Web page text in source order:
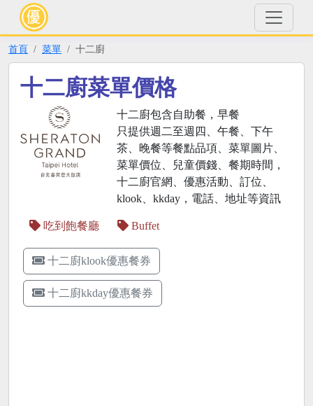
首頁 菜單 十二廚
十二廚菜單價格
十二廚包含自助餐，早餐
只提供週二至週四、午餐、下午
茶、晚餐等餐點品項、菜單圖片、
菜單價位、兒童價錢、餐期時間，
十二廚官網、優惠活動、訂位、
klook、kkday，電話、地址等資訊
吃到飽餐廳 Buffet
十二廚klook優惠餐券
十二廚kkday優惠餐券